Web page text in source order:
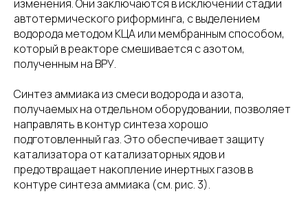
изменения. Они заключаются в исключении стадии
автотермического риформинга, с выделением
водорода методом КЦА или мембранным способом,
который в реакторе смешивается с азотом,
полученным на ВРУ.
Синтез аммиака из смеси водорода и азота,
получаемых на отдельном оборудовании, позволяет
направлять в контур синтеза хорошо
подготовленный газ. Это обеспечивает защиту
катализатора от катализаторных ядов и
предотвращает накопление инертных газов в
контуре синтеза аммиака (см. рис. 3).